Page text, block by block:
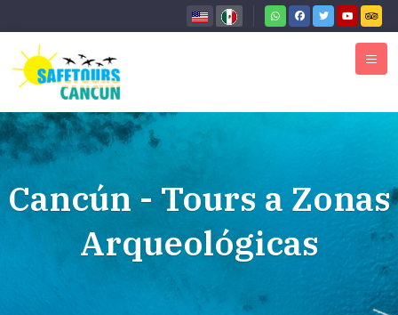
Cancún - Tours a Zonas
Arqueológicas